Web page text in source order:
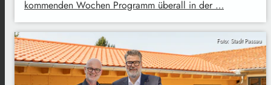
kommenden Wochen Programm überall in der …
Foto: Stadt Passau